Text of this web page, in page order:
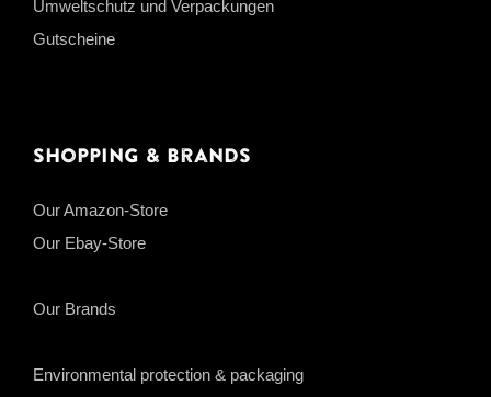
Umweltschutz und Verpackungen
Gutscheine
Shopping & Brands
Our Amazon-Store
Our Ebay-Store
Our Brands
Environmental protection & packaging